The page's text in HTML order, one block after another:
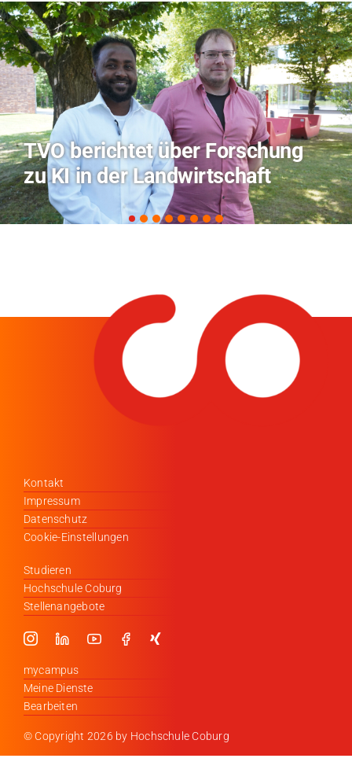
Hitze-Aktionstag: Hochschule
Coburg im Radio Bamberg
Kontakt
Impressum
Datenschutz
Cookie-Einstellungen
Studieren
Hochschule Coburg
Stellenangebote
mycampus
Meine Dienste
Bearbeiten
© Copyright 2026 by Hochschule Coburg